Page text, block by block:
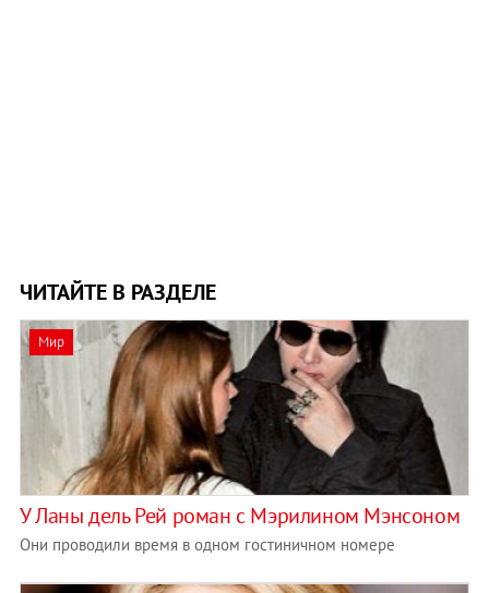
ЧИТАЙТЕ В РАЗДЕЛЕ
Мир
У Ланы дель Рей роман с Мэрилином Мэнсоном
Они проводили время в одном гостиничном номере